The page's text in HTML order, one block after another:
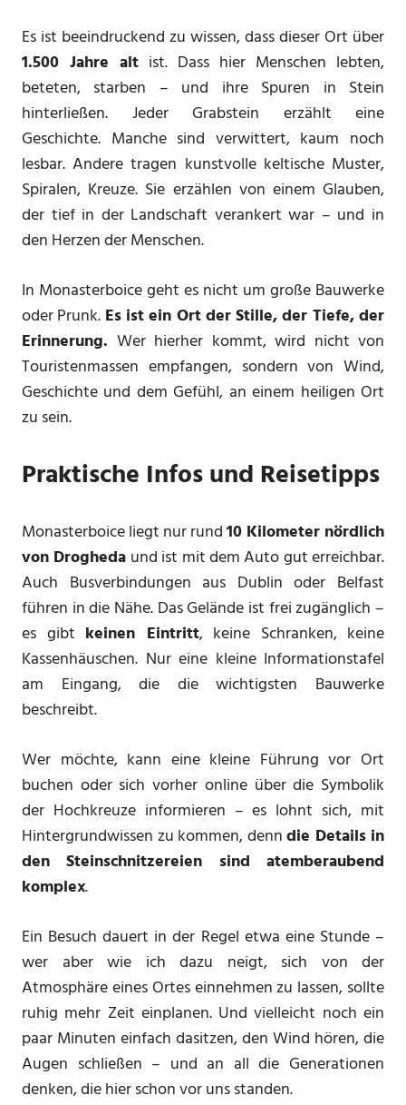
Es ist beeindruckend zu wissen, dass dieser Ort über
1.500 Jahre alt ist. Dass hier Menschen lebten,
beteten, starben – und ihre Spuren in Stein
hinterließen. Jeder Grabstein erzählt eine
Geschichte. Manche sind verwittert, kaum noch
lesbar. Andere tragen kunstvolle keltische Muster,
Spiralen, Kreuze. Sie erzählen von einem Glauben,
der tief in der Landschaft verankert war – und in
den Herzen der Menschen.
In Monasterboice geht es nicht um große Bauwerke
oder Prunk. Es ist ein Ort der Stille, der Tiefe, der
Erinnerung. Wer hierher kommt, wird nicht von
Touristenmassen empfangen, sondern von Wind,
Geschichte und dem Gefühl, an einem heiligen Ort
zu sein.
Praktische Infos und Reisetipps
Monasterboice liegt nur rund10 Kilometer nördlich
von Drogheda und ist mit dem Auto gut erreichbar.
Auch Busverbindungen aus Dublin oder Belfast
führen in die Nähe. Das Gelände ist frei zugänglich –
es gibt keinen Eintritt, keine Schranken, keine
Kassenhäuschen. Nur eine kleine Informationstafel
am Eingang, die die wichtigsten Bauwerke
beschreibt.
Wer möchte, kann eine kleine Führung vor Ort
buchen oder sich vorher online über die Symbolik
der Hochkreuze informieren – es lohnt sich, mit
Hintergrundwissen zu kommen, denndie Details in
den Steinschnitzereien sind atemberaubend
komplex.
Ein Besuch dauert in der Regel etwa eine Stunde –
wer aber wie ich dazu neigt, sich von der
Atmosphäre eines Ortes einnehmen zu lassen, sollte
ruhig mehr Zeit einplanen. Und vielleicht noch ein
paar Minuten einfach dasitzen, den Wind hören, die
Augen schließen – und an all die Generationen
denken, die hier schon vor uns standen.